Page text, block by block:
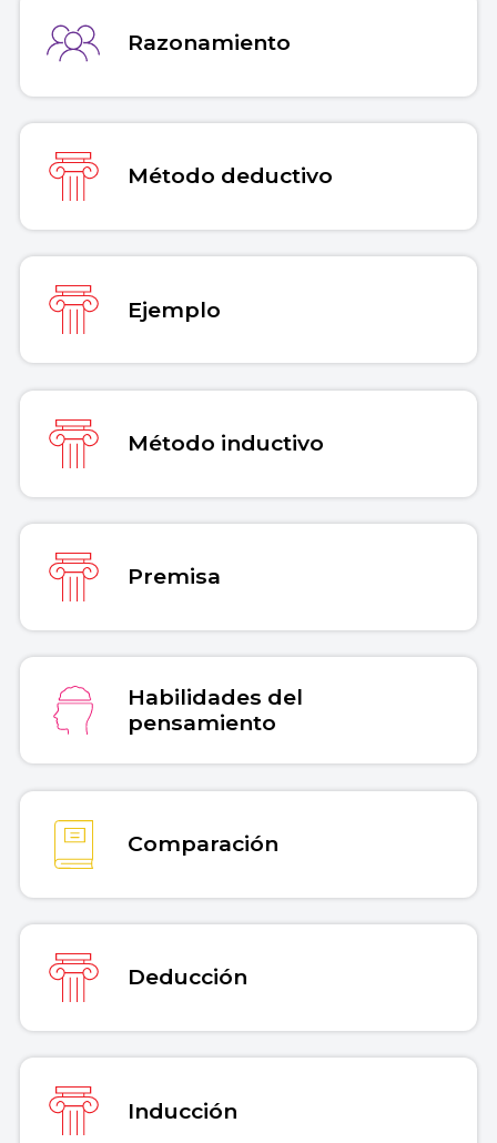
Copiar cita
Razonamiento
Método deductivo
Ejemplo
Método inductivo
Premisa
Habilidades del
pensamiento
Comparación
Deducción
Inducción